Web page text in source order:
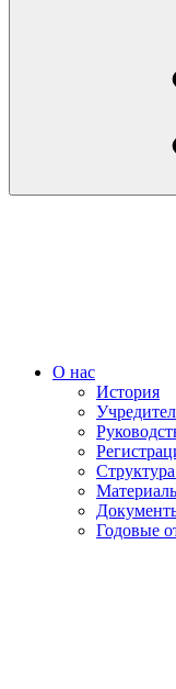
О нас
История
Годовые